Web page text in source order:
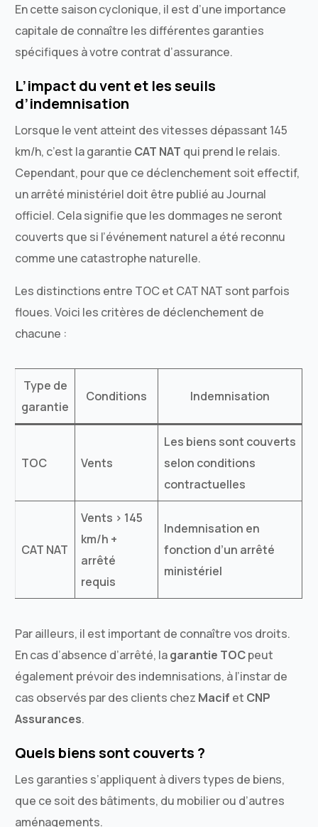
En cette saison cyclonique, il est d’une importance
capitale de connaître les différentes garanties
spécifiques à votre contrat d’assurance.
L’impact du vent et les seuils
d’indemnisation
Lorsque le vent atteint des vitesses dépassant 145
km/h, c’est la garantie CAT NAT qui prend le relais.
Cependant, pour que ce déclenchement soit effectif,
un arrêté ministériel doit être publié au Journal
officiel. Cela signifie que les dommages ne seront
couverts que si l’événement naturel a été reconnu
comme une catastrophe naturelle.
Les distinctions entre TOC et CAT NAT sont parfois
floues. Voici les critères de déclenchement de
chacune :
Type de
garantie
Conditions Indemnisation
TOC Vents
Les biens sont couverts
selon conditions
contractuelles
CAT NAT
Vents > 145
km/h +
arrêté
requis
Indemnisation en
fonction d’un arrêté
ministériel
Par ailleurs, il est important de connaître vos droits.
En cas d’absence d’arrêté, lagarantie TOCpeut
également prévoir des indemnisations, à l’instar de
cas observés par des clients chez Macif et CNP
Assurances.
Quels biens sont couverts ?
Les garanties s’appliquent à divers types de biens,
que ce soit des bâtiments, du mobilier ou d’autres
aménagements.